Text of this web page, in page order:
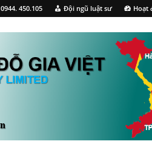
0944. 450.105 Đội ngũ luật sư Hoạt